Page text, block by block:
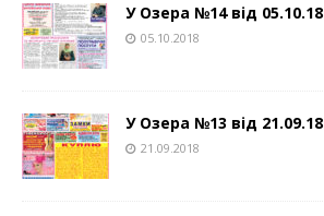
У Озера №14 від 05.10.18
05.10.2018
У Озера №13 від 21.09.18
21.09.2018